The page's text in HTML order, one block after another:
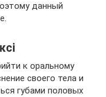
данный
к оральному
своего тела и
губами половых